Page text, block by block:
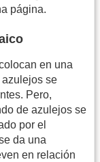
página.
en una
se
Pero,
de azulejos se
por el
da una
en relación